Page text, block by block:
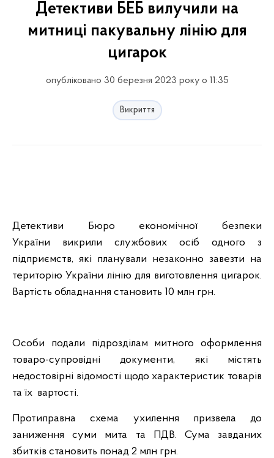
Детективи БЕБ вилучили на
митниці пакувальну лінію для
цигарок
опубліковано 30 березня 2023 року о 11:35
Викриття
Детективи Бюро економічної безпеки
України викрили службових осіб одного з
підприємств, які планували незаконно завезти на
територію України лінію для виготовлення цигарок.
Вартість обладнання становить 10 млн грн.
Особи подали підрозділам митного оформлення
товаро-супровідні документи, які містять
недостовірні відомості щодо характеристик товарів
та їх вартості.
Протиправна схема ухилення призвела до
заниження суми мита та ПДВ. Сума завданих
збитків становить понад 2 млн грн.